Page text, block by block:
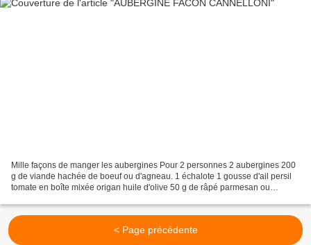
Mille façons de manger les aubergines Pour 2 personnes 2 aubergines 200
g de viande hachée de boeuf ou d'agneau. 1 échalote 1 gousse d'ail persil
tomate en boîte mixée origan huile d'olive 50 g de râpé parmesan ou
< Page précédente